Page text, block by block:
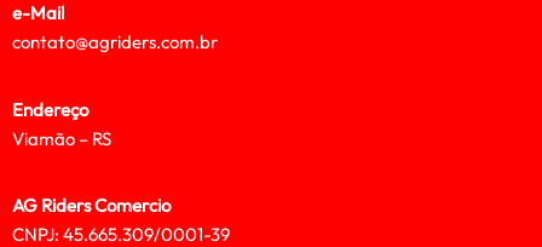
e-Mail
contato@agriders.com.br
Endereço
Viamão – RS
AG Riders Comercio
CNPJ: 45.665.309/0001-39